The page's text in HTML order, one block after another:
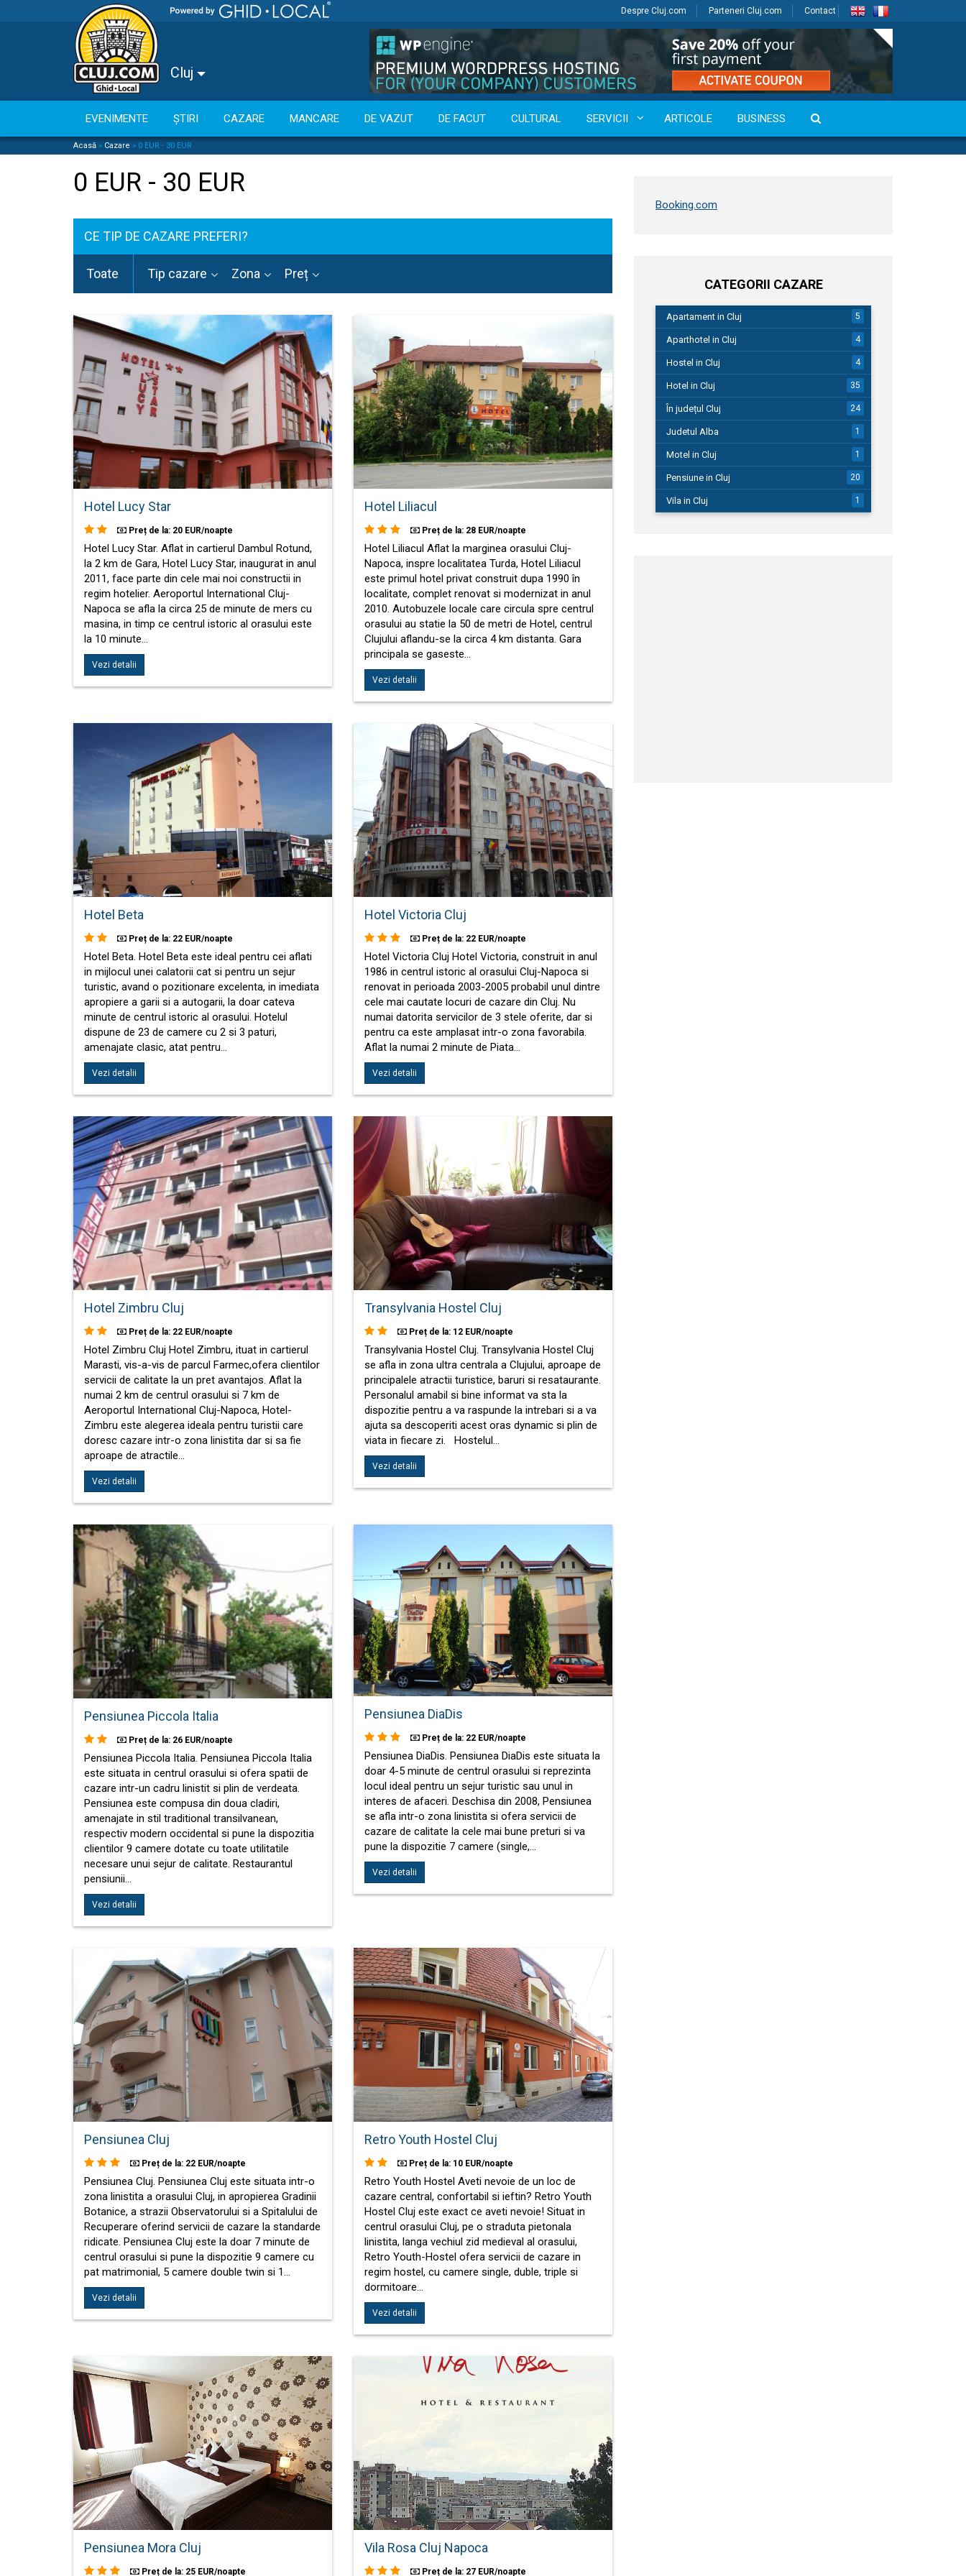
Despre Cluj.com Parteneri Cluj.com Contact
Cluj
EVENIMENTE ȘTIRI CAZARE MANCARE DE VAZUT DE FACUT CULTURAL SERVICII ARTICOLE BUSINESS
Acasă » Cazare » 0 EUR - 30 EUR
0 EUR - 30 EUR
CE TIP DE CAZARE PREFERI?
Toate Tip cazare Zona Preț
Hotel Lucy Star
Preț de la: 20 EUR/noapte
Hotel Lucy Star. Aflat in cartierul Dambul Rotund,
la 2 km de Gara, Hotel Lucy Star, inaugurat in anul
2011, face parte din cele mai noi constructii in
regim hotelier. Aeroportul International Cluj-
Napoca se afla la circa 25 de minute de mers cu
masina, in timp ce centrul istoric al orasului este
la 10 minute…
Vezi detalii
Hotel Liliacul
Preț de la: 28 EUR/noapte
Hotel Liliacul Aflat la marginea orasului Cluj-
Napoca, inspre localitatea Turda, Hotel Liliacul
este primul hotel privat construit dupa 1990 în
localitate, complet renovat si modernizat in anul
2010. Autobuzele locale care circula spre centrul
orasului au statie la 50 de metri de Hotel, centrul
Clujului aflandu-se la circa 4 km distanta. Gara
principala se gaseste…
Vezi detalii
Hotel Beta
Preț de la: 22 EUR/noapte
Hotel Beta. Hotel Beta este ideal pentru cei aflati
in mijlocul unei calatorii cat si pentru un sejur
turistic, avand o pozitionare excelenta, in imediata
apropiere a garii si a autogarii, la doar cateva
minute de centrul istoric al orasului. Hotelul
dispune de 23 de camere cu 2 si 3 paturi,
amenajate clasic, atat pentru…
Vezi detalii
Hotel Victoria Cluj
Preț de la: 22 EUR/noapte
Hotel Victoria Cluj Hotel Victoria, construit in anul
1986 in centrul istoric al orasului Cluj-Napoca si
renovat in perioada 2003-2005 probabil unul dintre
cele mai cautate locuri de cazare din Cluj. Nu
numai datorita servicilor de 3 stele oferite, dar si
pentru ca este amplasat intr-o zona favorabila.
Aflat la numai 2 minute de Piata…
Vezi detalii
Hotel Zimbru Cluj
Preț de la: 22 EUR/noapte
Hotel Zimbru Cluj Hotel Zimbru, ituat in cartierul
Marasti, vis-a-vis de parcul Farmec,ofera clientilor
servicii de calitate la un pret avantajos. Aflat la
numai 2 km de centrul orasului si 7 km de
Aeroportul International Cluj-Napoca, Hotel-
Zimbru este alegerea ideala pentru turistii care
doresc cazare intr-o zona linistita dar si sa fie
aproape de atractile…
Vezi detalii
Transylvania Hostel Cluj
Preț de la: 12 EUR/noapte
Transylvania Hostel Cluj. Transylvania Hostel Cluj
se afla in zona ultra centrala a Clujului, aproape de
principalele atractii turistice, baruri si resataurante.
Personalul amabil si bine informat va sta la
dispozitie pentru a va raspunde la intrebari si a va
ajuta sa descoperiti acest oras dynamic si plin de
viata in fiecare zi. Hostelul…
Vezi detalii
Pensiunea Piccola Italia
Preț de la: 26 EUR/noapte
Pensiunea Piccola Italia. Pensiunea Piccola Italia
este situata in centrul orasului si ofera spatii de
cazare intr-un cadru linistit si plin de verdeata.
Pensiunea este compusa din doua cladiri,
amenajate in stil traditional transilvanean,
respectiv modern occidental si pune la dispozitia
clientilor 9 camere dotate cu toate utilitatile
necesare unui sejur de calitate. Restaurantul
pensiunii…
Vezi detalii
Pensiunea DiaDis
Preț de la: 22 EUR/noapte
Pensiunea DiaDis. Pensiunea DiaDis este situata la
doar 4-5 minute de centrul orasului si reprezinta
locul ideal pentru un sejur turistic sau unul in
interes de afaceri. Deschisa din 2008, Pensiunea
se afla intr-o zona linistita si ofera servicii de
cazare de calitate la cele mai bune preturi si va
pune la dispozitie 7 camere (single,…
Vezi detalii
Pensiunea Cluj
Preț de la: 22 EUR/noapte
Pensiunea Cluj. Pensiunea Cluj este situata intr-o
zona linistita a orasului Cluj, in apropierea Gradinii
Botanice, a strazii Observatorului si a Spitalului de
Recuperare oferind servicii de cazare la standarde
ridicate. Pensiunea Cluj este la doar 7 minute de
centrul orasului si pune la dispozitie 9 camere cu
pat matrimonial, 5 camere double twin si 1…
Vezi detalii
Retro Youth Hostel Cluj
Preț de la: 10 EUR/noapte
Retro Youth Hostel Aveti nevoie de un loc de
cazare central, confortabil si ieftin? Retro Youth
Hostel Cluj este exact ce aveti nevoie! Situat in
centrul orasului Cluj, pe o straduta pietonala
linistita, langa vechiul zid medieval al orasului,
Retro Youth-Hostel ofera servicii de cazare in
regim hostel, cu camere single, duble, triple si
dormitoare…
Vezi detalii
Pensiunea Mora Cluj
Preț de la: 25 EUR/noapte
Vila Rosa Cluj Napoca
Preț de la: 27 EUR/noapte
Booking.com
CATEGORII CAZARE
Apartament in Cluj 5
Aparthotel in Cluj 4
Hostel in Cluj 4
Hotel in Cluj 35
În județul Cluj 24
Judetul Alba 1
Motel in Cluj 1
Pensiune in Cluj 20
Vila in Cluj 1